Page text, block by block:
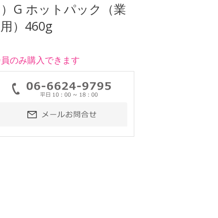
G ホットパック（業
）460g
のみ購入できます